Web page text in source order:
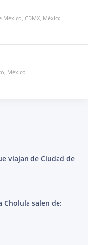
México, CDMX, México
México
viajan de Ciudad de
Cholula salen de: